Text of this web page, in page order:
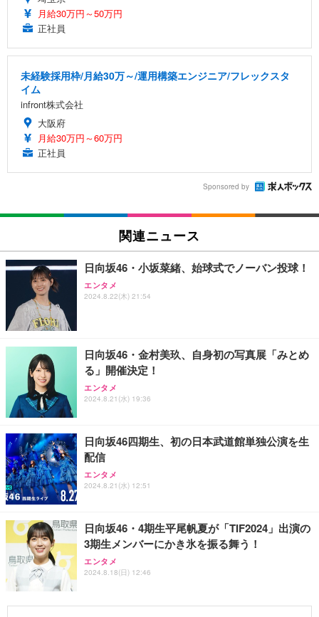
月給30万円～50万円
正社員
未経験採用枠/月給30万～/運用構築エンジニア/フレックスタ
イム
infront株式会社
大阪府
月給30万円～60万円
正社員
Sponsored by
関連ニュース
日向坂46・小坂菜緒、始球式でノーバン投球！
エンタメ
2024.8.22(木) 21:54
日向坂46・金村美玖、自身初の写真展「みとめ
る」開催決定！
エンタメ
2024.8.21(水) 19:36
日向坂46四期生、初の日本武道館単独公演を生
配信
エンタメ
2024.8.21(水) 12:51
日向坂46・4期生平尾帆夏が「TIF2024」出演の
3期生メンバーにかき氷を振る舞う！
エンタメ
2024.8.18(日) 12:46